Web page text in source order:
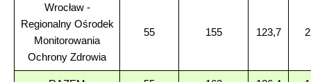
Wrocław -
Regionalny Ośrodek
Monitorowania
Ochrony Zdrowia
55 155 123,7